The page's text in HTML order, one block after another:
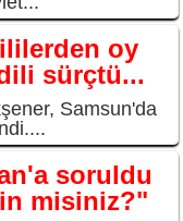
oy
sürçtü...
Samsun'da
soruldu
misiniz?"